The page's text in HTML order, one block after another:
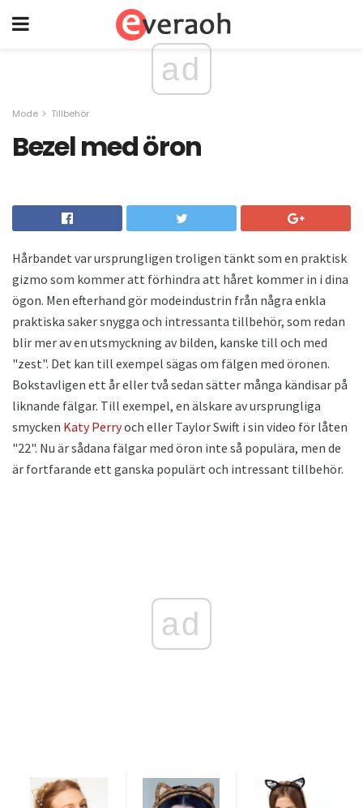
ad
Mode Tillbehör
Bezel med öron
Hårbandet var ursprungligen troligen tänkt som en praktisk
gizmo som kommer att förhindra att håret kommer in i dina
ögon. Men efterhand gör modeindustrin från några enkla
praktiska saker snygga och intressanta tillbehör, som redan
blir mer av en utsmyckning av bilden, kanske till och med
"zest". Det kan till exempel sägas om fälgen med öronen.
Bokstavligen ett år eller två sedan sätter många kändisar på
liknande fälgar. Till exempel, en älskare av ursprungliga
smycken Katy Perryoch eller Taylor Swift i sin video för låten
"22". Nu är sådana fälgar med öron inte så populära, men de
är fortfarande ett ganska populärt och intressant tillbehör.
ad